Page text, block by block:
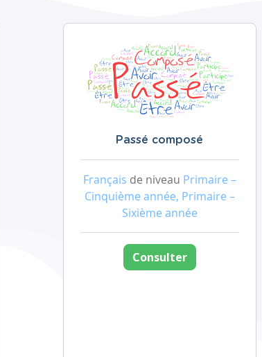
Passé composé
Français de niveau Primaire –
Cinquième année, Primaire –
Sixième année
Consulter